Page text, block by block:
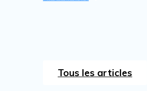
Tous les articles